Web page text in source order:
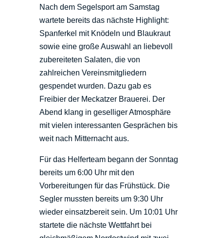
Nach dem Segelsport am Samstag
wartete bereits das nächste Highlight:
Spanferkel mit Knödeln und Blaukraut
sowie eine große Auswahl an liebevoll
zubereiteten Salaten, die von
zahlreichen Vereinsmitgliedern
gespendet wurden. Dazu gab es
Freibier der Meckatzer Brauerei. Der
Abend klang in geselliger Atmosphäre
mit vielen interessanten Gesprächen bis
weit nach Mitternacht aus.
Für das Helferteam begann der Sonntag
bereits um 6:00 Uhr mit den
Vorbereitungen für das Frühstück. Die
Segler mussten bereits um 9:30 Uhr
wieder einsatzbereit sein. Um 10:01 Uhr
startete die nächste Wettfahrt bei